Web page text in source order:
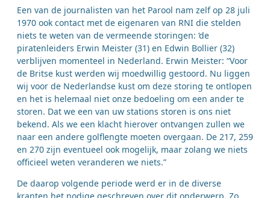
Een van de journalisten van het Parool nam zelf op 28 juli
1970 ook contact met de eigenaren van RNI die stelden
niets te weten van de vermeende storingen: ‘de
piratenleiders Erwin Meister (31) en Edwin Bollier (32)
verblijven momenteel in Nederland. Erwin Meister: “Voor
de Britse kust werden wij moedwillig gestoord. Nu liggen
wij voor de Nederlandse kust om deze storing te ontlopen
en het is helemaal niet onze bedoeling om een ander te
storen. Dat we een van uw stations storen is ons niet
bekend. Als we een klacht hierover ontvangen zullen we
naar een andere golflengte moeten overgaan. De 217, 259
en 270 zijn eventueel ook mogelijk, maar zolang we niets
officieel weten veranderen we niets.”
De daarop volgende periode werd er in de diverse